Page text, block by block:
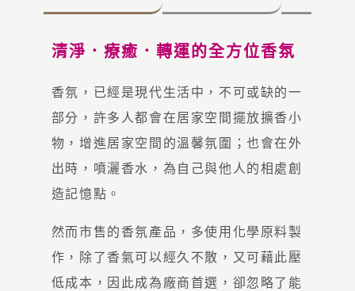
清淨．療癒．轉運的全方位香氛
香氛，已經是現代生活中，不可或缺的一
部分，許多人都會在居家空間擺放擴香小
物，增進居家空間的溫馨氛圍；也會在外
出時，噴灑香水，為自己與他人的相處創
造記憶點。
然而市售的香氛產品，多使用化學原料製
作，除了香氣可以經久不散，又可藉此壓
低成本，因此成為廠商首選，卻忽略了能